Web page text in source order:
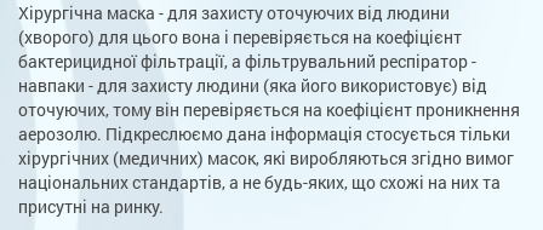
Хірургічна маска - для захисту оточуючих від людини
(хворого) для цього вона і перевіряється на коефіцієнт
бактерицидної фільтрації, а фільтрувальний респіратор -
навпаки - для захисту людини (яка його використовує) від
оточуючих, тому він перевіряється на коефіцієнт проникнення
аерозолю. Підкреслюємо дана інформація стосується тільки
хірургічних (медичних) масок, які виробляються згідно вимог
національних стандартів, а не будь-яких, що схожі на них та
присутні на ринку.